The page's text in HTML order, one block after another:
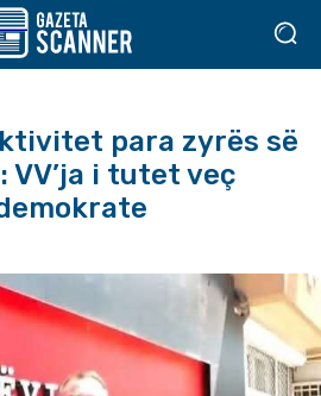
para zyrës së
VV’ja i tutet veç